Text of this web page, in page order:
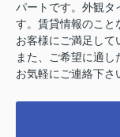
パートです。外観タ
す。賃貸情報のこと
お客様にご満足して
また、ご希望に適し
お気軽にご連絡下さ